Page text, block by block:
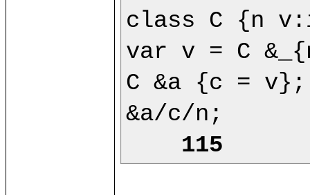
class C {n
var v = C
C &a {c = v};
&a/c/n;
115